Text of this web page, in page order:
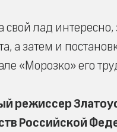
свой лад
а затем и
«Морозко» его
режиссер
Российской